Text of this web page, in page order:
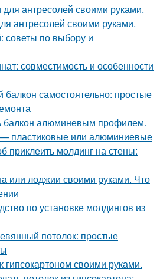
антресолей своими руками.
антресолей своими руками.
советы по выбору и
совместимость и особенности
балкон самостоятельно: простые
балкон алюминевым профилем.
пластиковые или алюминиевые
приклеить молдинг на стены:
или лоджии своими руками. Что
по установке молдингов из
потолок: простые
гипсокартоном своими руками.